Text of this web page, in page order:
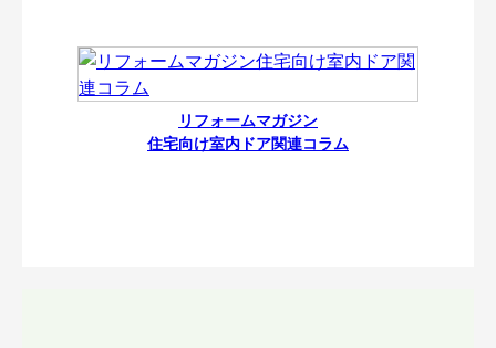
リフォームマガジン
住宅向け室内ドア関連コラム